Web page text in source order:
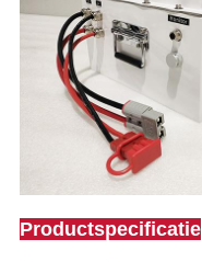
Productspecificatie